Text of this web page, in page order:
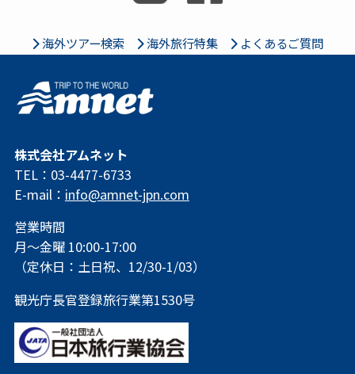
海外ツアー検索 海外旅行特集 よくあるご質問
株式会社アムネット
TEL：03-4477-6733
E-mail： info@amnet-jpn.com
営業時間
月～金曜 10:00-17:00
（定休日：土日祝、12/30-1/03）
観光庁長官登録旅行業第1530号